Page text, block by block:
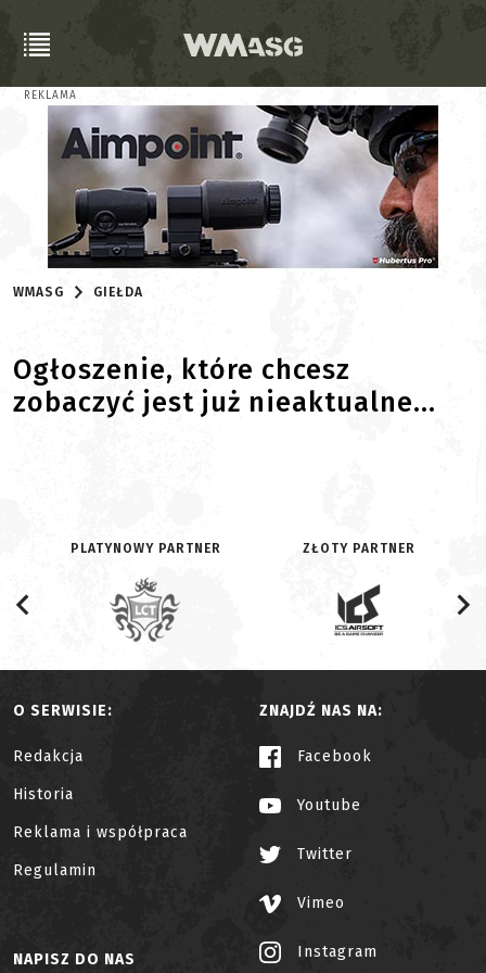
REKLAMA
WMASG GIEŁDA
Ogłoszenie, które chcesz
zobaczyć jest już nieaktualne...
PLATYNOWY PARTNER ZŁOTY PARTNER
O SERWISIE:
Redakcja
Historia
Reklama i współpraca
Regulamin
ZNAJDŹ NAS NA:
Facebook
Youtube
Twitter
Vimeo
Instagram
NAPISZ DO NAS